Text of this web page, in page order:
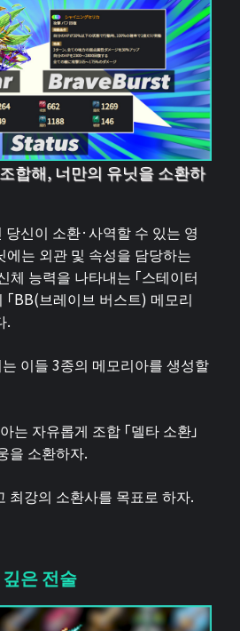
합해, 너만의 유닛을 소환하
당신이 소환·사역할 수 있는 영
에는 외관 및 속성을 담당하는
체 능력을 나타내는 「스테이터
「BB(브레이브 버스트) 메모리
.
이들 3종의 메모리아를 생성할
는 자유롭게 조합 「델타 소환」
을 소환하자.
최강의 소환사를 목표로 하자.
은 전술